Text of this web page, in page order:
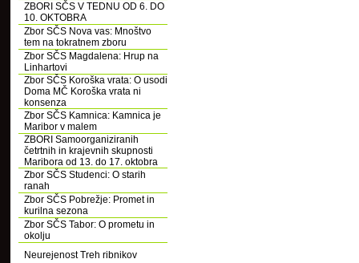
ZBORI SČS V TEDNU OD 6. DO
10. OKTOBRA
Zbor SČS Nova vas: Mnoštvo
tem na tokratnem zboru
Zbor SČS Magdalena: Hrup na
Linhartovi
Zbor SČS Koroška vrata: O usodi
Doma MČ Koroška vrata ni
konsenza
Zbor SČS Kamnica: Kamnica je
Maribor v malem
ZBORI Samoorganiziranih
četrtnih in krajevnih skupnosti
Maribora od 13. do 17. oktobra
Zbor SČS Studenci: O starih
ranah
Zbor SČS Pobrežje: Promet in
kurilna sezona
Zbor SČS Tabor: O prometu in
okolju
Neurejenost Treh ribnikov